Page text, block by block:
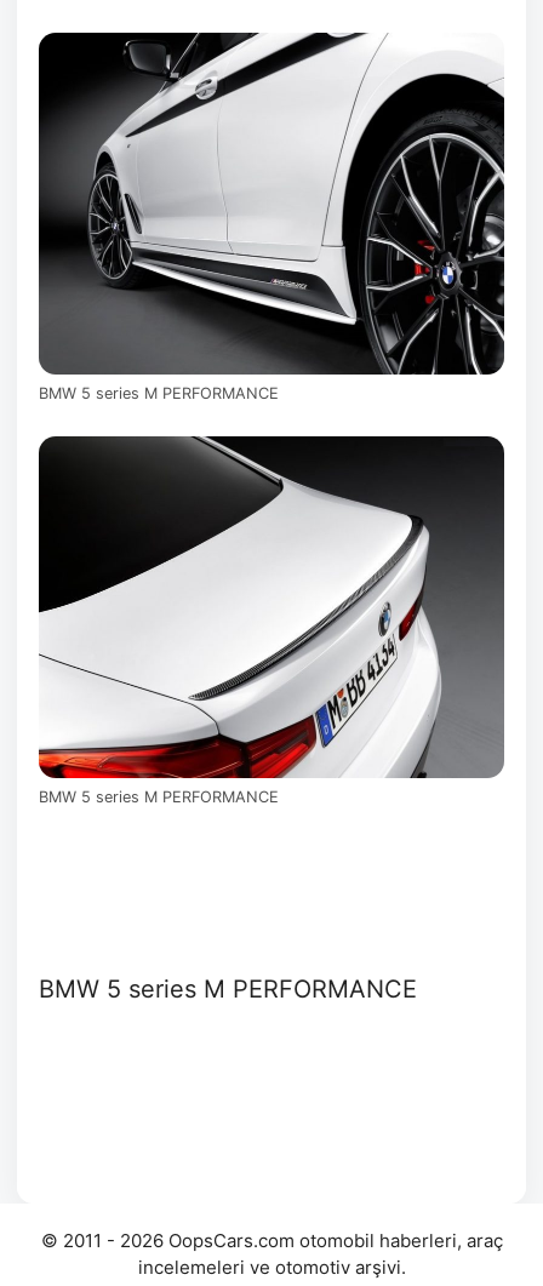
BMW 5 series M PERFORMANCE
BMW 5 series M PERFORMANCE
BMW 5 series M PERFORMANCE
© 2011 - 2026 OopsCars.com otomobil haberleri, araç
incelemeleri ve otomotiv arşivi.